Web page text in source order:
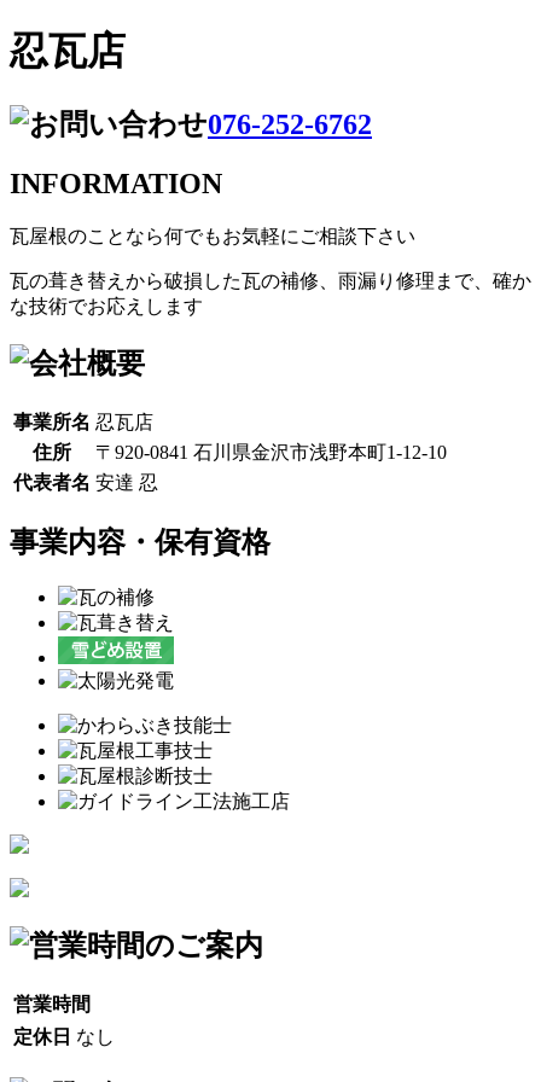
忍瓦店
076-252-6762
INFORMATION
瓦屋根のことなら何でもお気軽にご相談下さい
瓦の葺き替えから破損した瓦の補修、雨漏り修理まで、確か
な技術でお応えします
事業所名 忍瓦店
住所
〒920-0841 石川県金沢市浅野本町1-12-10
代表者名 安達 忍
事業内容・保有資格
営業時間
定休日 なし